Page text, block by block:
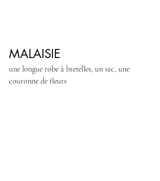
MALAISIE
une longue robe à bretelles, un sac, une
couronne de fleurs